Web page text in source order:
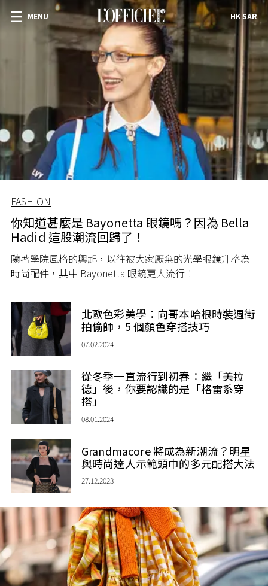
MENU HK SAR
FASHION
你知道甚麼是 Bayonetta 眼鏡嗎？因為 Bella
Hadid 這股潮流回歸了！
隨著學院風格的興起，以往被大家厭棄的光學眼鏡升格為
時尚配件，其中 Bayonetta 眼鏡更大流行！
北歐色彩美學：向哥本哈根時裝週街
拍偷師，5 個顏色穿搭技巧
07.02.2024
從冬季一直流行到初春：繼「美拉
德」後，你要認識的是「格雷系穿
搭」
08.01.2024
Grandmacore 將成為新潮流？明星
與時尚達人示範頭巾的多元配搭大法
27.12.2023